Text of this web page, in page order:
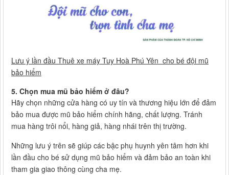
Lưu ý lần đầu Thuê xe máy Tuy Hoà Phú Yên cho bé đội mũ
bảo hiểm
5. Chọn mua mũ bảo hiểm ở đâu?
Hãy chọn những cửa hàng có uy tín và thương hiệu lớn để đảm
bảo mua được mũ bảo hiểm chính hãng, chất lượng. Tránh
mua hàng trôi nổi, hàng giả, hàng nhái trên thị trường.
Những lưu ý trên sẽ giúp các bậc phụ huynh yên tâm hơn khi
lần đầu cho bé sử dụng mũ bảo hiểm và đảm bảo an toàn khi
tham gia giao thông cùng cha mẹ.